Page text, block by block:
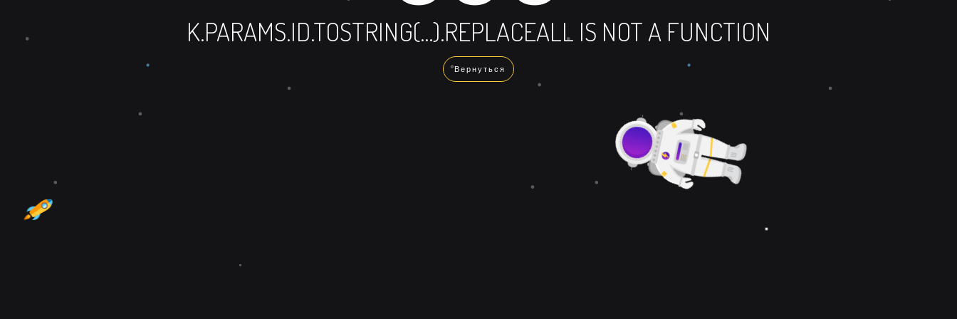
K.PARAMS.ID.TOSTRING(...).REPLACEALL IS NOT A FUNCTION
Вернуться